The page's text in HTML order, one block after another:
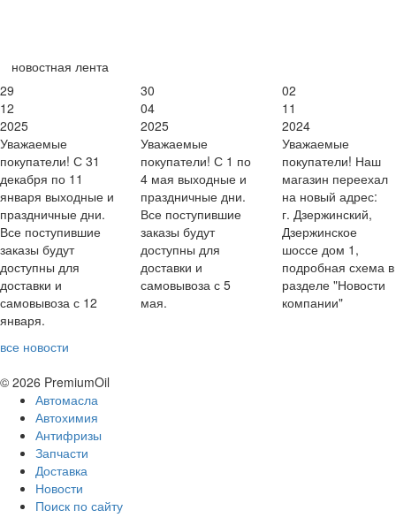
новостная лента
29
12
2025
Уважаемые
покупатели! С 31
декабря по 11
января выходные и
праздничные дни.
Все поступившие
заказы будут
доступны для
доставки и
самовывоза с 12
января.
30
04
2025
Уважаемые
покупатели! С 1 по
4 мая выходные и
праздничные дни.
Все поступившие
заказы будут
доступны для
доставки и
самовывоза с 5
мая.
02
11
2024
Уважаемые
покупатели! Наш
магазин переехал
на новый адрес:
г. Дзержинский,
Дзержинское
шоссе дом 1,
подробная схема в
разделе "Новости
компании"
все новости
© 2026 PremiumOil
Автомасла
Автохимия
Антифризы
Запчасти
Доставка
Новости
Поиск по сайту